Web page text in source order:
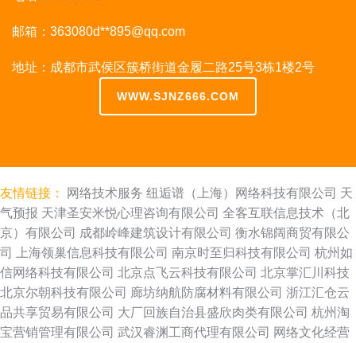
邮箱：363080d**895@qq.com
地址：成都市武侯区簇桥街道金履二路25号3栋1楼2号
WWW.SJNZ666.COM
友情链接： 网络技术服务 纽逅谱（上海）网络科技有限公司 天
气预报 天津圣安米悦心理咨询有限公司 全客互联信息技术（北
京）有限公司 成都岭峰建筑设计有限公司 衡水锦阔商贸有限公
司
上海领巢信息科技有限公司 南京时至归科技有限公司 杭州如
信网络科技有限公司 北京点飞云科技有限公司 北京掌汇川科技
北京尔朝科技有限公司 廊坊纳航防腐材料有限公司 浙江汇仓云
品共享贸易有限公司 大厂回族自治县盛欣肉类有限公司 杭州淘
宝营销管理有限公司 武汉睿渊工商代理有限公司 网络文化经营